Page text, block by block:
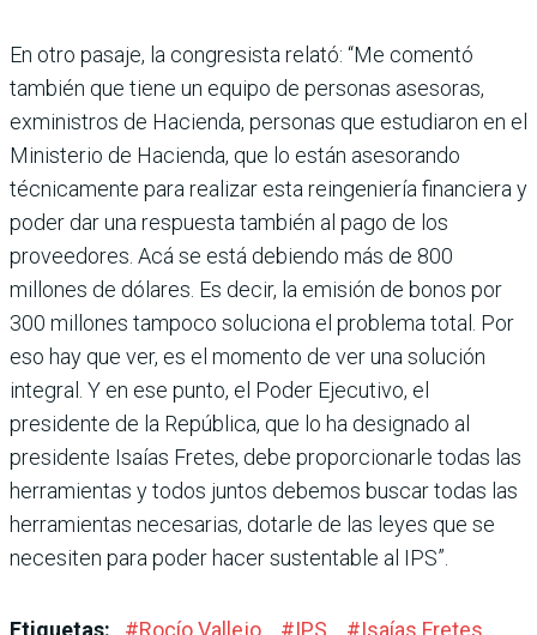
En otro pasaje, la congresista relató: “Me comentó
también que tiene un equipo de personas asesoras,
exministros de Hacienda, personas que estudiaron en el
Ministerio de Hacienda, que lo están asesorando
técnicamente para realizar esta reingeniería financiera y
poder dar una respuesta también al pago de los
proveedores. Acá se está debiendo más de 800
millones de dólares. Es decir, la emisión de bonos por
300 millones tampoco soluciona el problema total. Por
eso hay que ver, es el momento de ver una solución
integral. Y en ese punto, el Poder Ejecutivo, el
presidente de la República, que lo ha designado al
presidente Isaías Fretes, debe proporcionarle todas las
herramientas y todos juntos debemos buscar todas las
herramientas necesarias, dotarle de las leyes que se
necesiten para poder hacer sustentable al IPS”.
Etiquetas: #Rocío Vallejo #IPS #Isaías Fretes